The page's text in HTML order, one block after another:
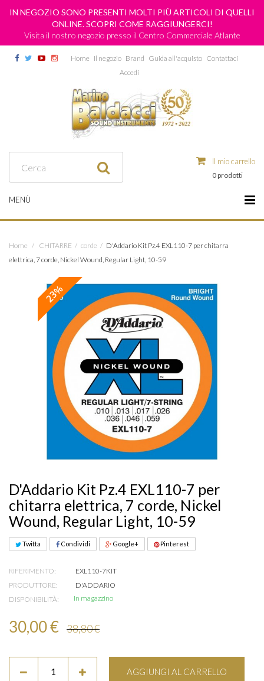
IN NEGOZIO SONO PRESENTI MOLTI PIÙ ARTICOLI DI QUELLI
ONLINE. SCOPRI COME RAGGIUNGERCI!
Visita il nostro negozio presso il Centro Commerciale Atlante
Home Il negozio Brand Guida all'acquisto Contattaci
Accedi
Il mio carrello
0 prodotti
MENÙ
Home / CHITARRE / corde / D'Addario Kit Pz.4 EXL110-7 per chitarra
elettrica, 7 corde, Nickel Wound, Regular Light, 10-59
23%
D'Addario Kit Pz.4 EXL110-7 per
chitarra elettrica, 7 corde, Nickel
Wound, Regular Light, 10-59
Twitta Condividi Google+ Pinterest
RIFERIMENTO:
EXL110-7KIT
PRODUTTORE:
D'ADDARIO
DISPONIBILITÀ:
In magazzino
30,00 € 38,80 €
AGGIUNGI AL CARRELLO